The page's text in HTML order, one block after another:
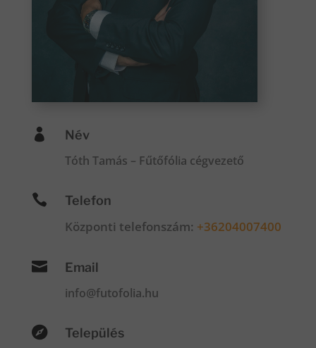
 Név
Tóth Tamás – Fűtőfólia cégvezető
 Telefon
Központi telefonszám: +36204007400
 Email
info@futofolia.hu
 Település